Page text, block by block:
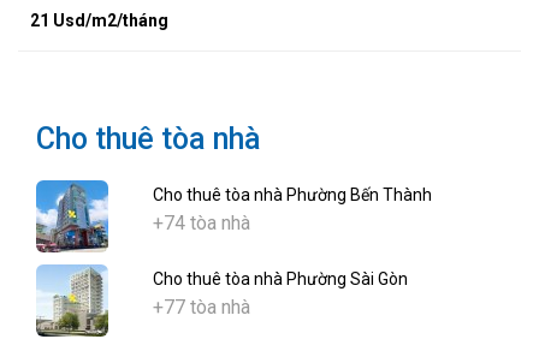
21 Usd/m2/tháng
Cho thuê tòa nhà
Cho thuê tòa nhà Phường Bến Thành
+74 tòa nhà
Cho thuê tòa nhà Phường Sài Gòn
+77 tòa nhà